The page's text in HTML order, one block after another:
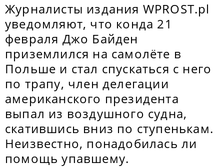
Журналисты издания WPROST.pl
уведомляют, что конда 21
февраля Джо Байден
приземлился на самолёте в
Польше и стал спускаться с него
по трапу, член делегации
американского президента
выпал из воздушного судна,
скатившись вниз по ступенькам.
Неизвестно, понадобилась ли
помощь упавшему.